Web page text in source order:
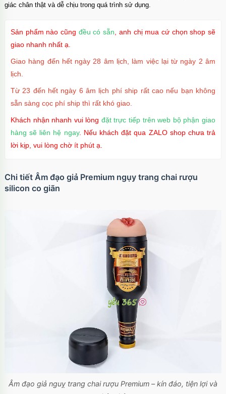
Ốp lưng iPhone 17 Pro Max TPU Space trong
Mã
OP17MX trị giá 70.000₫
Ốp lưng iPhone 17 Pro TPU Space trong suốt
MãOP17Prtrị giá70.000₫
giản
MãOP17trị giá 70.000₫
giác chân thật và dễ chịu trong quá trình sử dụng.
Sản phẩm nào cũng đều có sẵn , anh chị mua cứ chọn shop sẽ
giao nhanh nhất ạ.
Giao hàng đến hết ngày 28 âm lịch, làm việc lại từ ngày 2 âm
lịch.
Từ 23 đến hết ngày 6 âm lịch phí ship rất cao nếu bạn không
sẵn sàng cọc phí ship thì rất khó giao.
Khách nhận nhanh vui lòng đặt trực tiếp trên web bộ phận giao
hàng sẽ liên hệ ngay. Nếu khách đặt qua ZALO shop chưa trả
lời kịp, vui lòng chờ ít phút ạ.
Chi tiết Âm đạo giả Premium ngụy trang chai rượu
silicon co giãn
Âm đạo giả nguỵ trang chai rượu Premium – kín đáo, tiện lợi và